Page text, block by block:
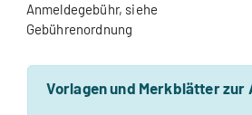
Anmeldegebühr, siehe
Gebührenordnung
Vorlagen und Merkblätter zur